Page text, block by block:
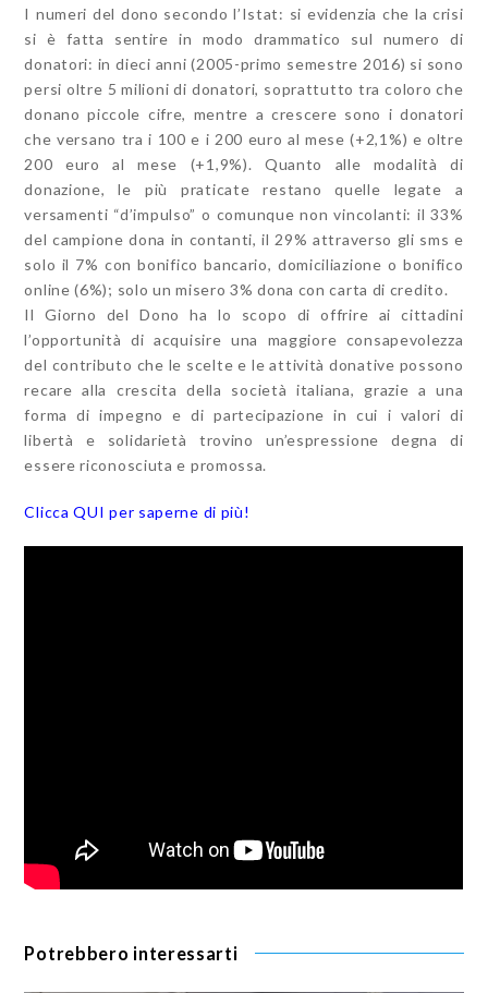
I numeri del dono secondo l’Istat: si evidenzia che la crisi
si è fatta sentire in modo drammatico sul numero di
donatori: in dieci anni (2005-primo semestre 2016) si sono
persi oltre 5 milioni di donatori, soprattutto tra coloro che
donano piccole cifre, mentre a crescere sono i donatori
che versano tra i 100 e i 200 euro al mese (+2,1%) e oltre
200 euro al mese (+1,9%). Quanto alle modalità di
donazione, le più praticate restano quelle legate a
versamenti “d’impulso” o comunque non vincolanti: il 33%
del campione dona in contanti, il 29% attraverso gli sms e
solo il 7% con bonifico bancario, domiciliazione o bonifico
online (6%); solo un misero 3% dona con carta di credito.
Il Giorno del Dono ha lo scopo di offrire ai cittadini
l’opportunità di acquisire una maggiore consapevolezza
del contributo che le scelte e le attività donative possono
recare alla crescita della società italiana, grazie a una
forma di impegno e di partecipazione in cui i valori di
libertà e solidarietà trovino un’espressione degna di
essere riconosciuta e promossa.
Clicca QUI per saperne di più!
Potrebbero interessarti